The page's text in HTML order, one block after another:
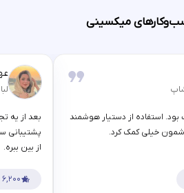
میکسینی
استفاده از دستیار هوشمند
خیلی کمک کرد.
بعد از یه
پشتیبانی
از بین ببره.
۶,۲۰۰